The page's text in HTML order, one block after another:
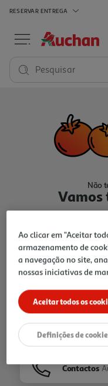
RESERVAR ENTREGA
Pesquisar
Não
Vamos
Ir para
Contactos
Ao clicar em "Aceitar
armazenamento de
a navegação no site,
nossas iniciativas de
Aceitar todos os
Definições de